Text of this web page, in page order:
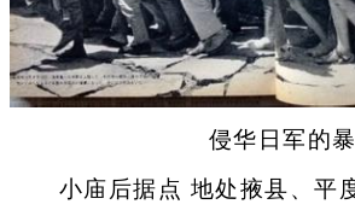
侵华日军的
小庙后据点 地处掖县、平